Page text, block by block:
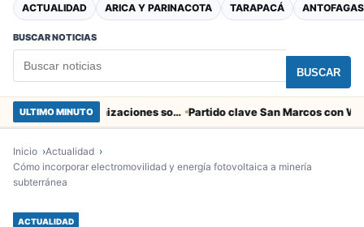
ACTUALIDAD ARICA Y PARINACOTA TARAPACÁ
BUSCAR NOTICIAS
BUSCAR
ULTIMO MINUTO Entregaron fibra óptica gratuita a organizaciones sociales de Arica
Inicio
Actualidad
Cómo incorporar electromovilidad y energía fotovoltaica a minería
subterránea
ACTUALIDAD